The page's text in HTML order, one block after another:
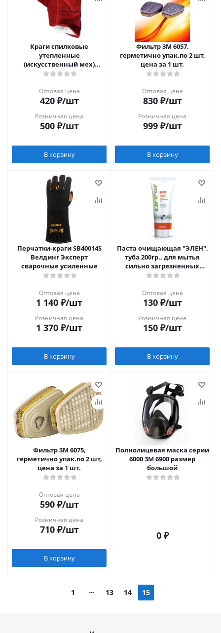
Краги спилковые
утепленные
(искусственный мех)
красные (тип ТРЕК)
Оптовая цена
420₽/шт
Розничная цена
500₽/шт
В корзину
Фильтр 3М 6057,
герметично упак.по 2 шт,
цена за 1 шт.
Оптовая цена
830₽/шт
Розничная цена
999₽/шт
В корзину
Перчатки-краги SB40014S
Велдинг Эксперт
сварочные усиленные
Оптовая цена
1 140 ₽/шт
Розничная цена
1 370 ₽/шт
В корзину
Паста очищающая "ЭЛЕН",
туба 200гр., для мытья
сильно загрязненных
рук(цена за шт,в уп 50шт)
Оптовая цена
130₽/шт
Розничная цена
150₽/шт
В корзину
Фильтр 3М 6075,
герметично упак.по 2 шт,
цена за 1 шт.
Оптовая цена
590₽/шт
Розничная цена
710₽/шт
В корзину
Полнолицевая маска серии
6000 3М 6900 размер
большой
0 ₽
1 13 14 15